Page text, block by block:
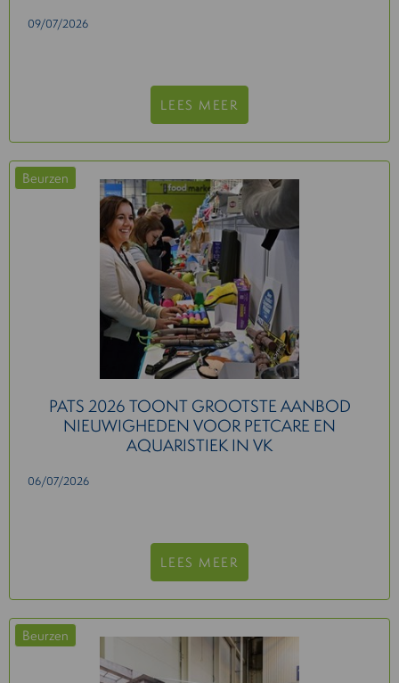
09/07/2026
LEES MEER
Beurzen
PATS 2026 TOONT GROOTSTE AANBOD
NIEUWIGHEDEN VOOR PETCARE EN
AQUARISTIEK IN VK
06/07/2026
LEES MEER
Beurzen